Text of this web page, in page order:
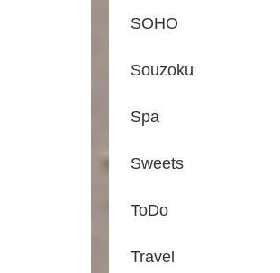
SOHO
Souzoku
Spa
Sweets
ToDo
Travel